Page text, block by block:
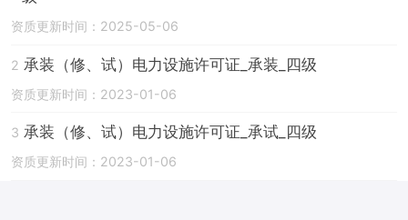
资质更新时间：2025-05-06
2 承装（修、试）电力设施许可证_承装_四级
资质更新时间：2023-01-06
3 承装（修、试）电力设施许可证_承试_四级
资质更新时间：2023-01-06